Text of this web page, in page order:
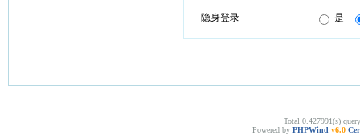
隐身登录 是
Total 0.427991(s)
Powered by PHPWind v6.0